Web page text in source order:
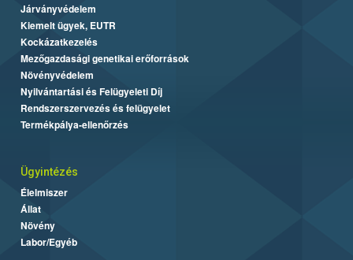
Járványvédelem
Kiemelt ügyek, EUTR
Kockázatkezelés
Mezőgazdasági genetikai erőforrások
Növényvédelem
Nyilvántartási és Felügyeleti Díj
Rendszerszervezés és felügyelet
Termékpálya-ellenőrzés
Ügyintézés
Élelmiszer
Állat
Növény
Labor/Egyéb